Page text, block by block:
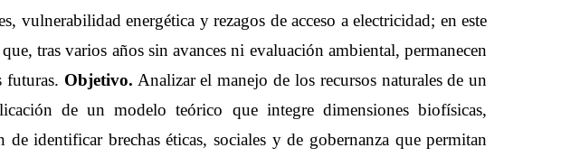
vulnerabilidad energética y rezagos de acceso a electricidad; en este
tras varios años sin avances ni evaluación ambiental, permanecen
futuras. Objetivo. Analizar el manejo de los recursos naturales de un
de un modelo teórico que integre dimensiones biofísicas,
identificar brechas éticas, sociales y de gobernanza que permitan